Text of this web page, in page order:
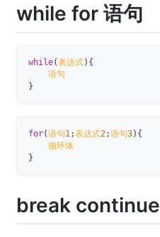
while for 语句
while(表达式) {
}
for(语句1 ;表达式2;语句3) {
}
break continue